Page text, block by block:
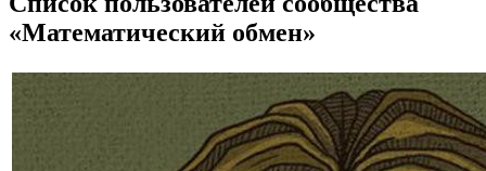
«Математический обмен»